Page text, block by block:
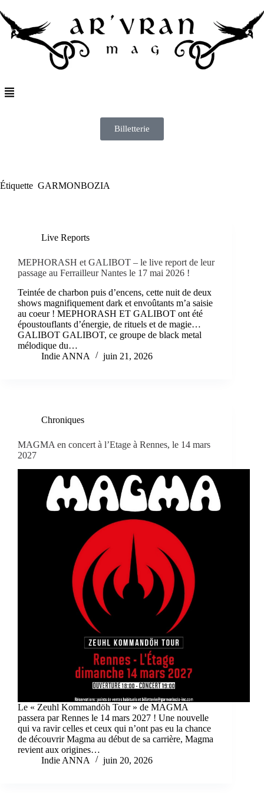
Billetterie
Étiquette GARMONBOZIA
Live Reports
MEPHORASH et GALIBOT – le live report de leur
passage au Ferrailleur Nantes le 17 mai 2026 !
Teintée de charbon puis d’encens, cette nuit de deux
shows magnifiquement dark et envoûtants m’a saisie
au coeur ! MEPHORASH ET GALIBOT ont été
époustouflants d’énergie, de rituels et de magie…
GALIBOT GALIBOT, ce groupe de black metal
mélodique du…
Indie ANNA
juin 21, 2026
Chroniques
MAGMA en concert à l’Etage à Rennes, le 14 mars
2027
Le « Zeuhl Kommandöh Tour » de MAGMA
passera par Rennes le 14 mars 2027 ! Une nouvelle
qui va ravir celles et ceux qui n’ont pas eu la chance
de découvrir Magma au début de sa carrière, Magma
revient aux origines…
Indie ANNA
juin 20, 2026